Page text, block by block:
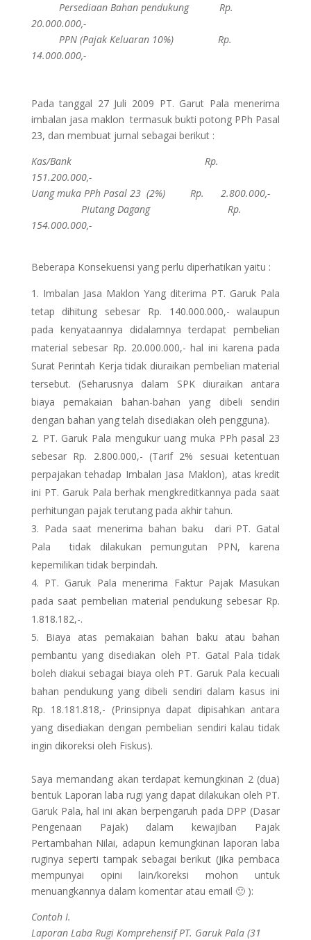
Persediaan Bahan pendukung Rp.
20.000.000,-
PPN (Pajak Keluaran 10%) Rp.
14.000.000,-
Pada tanggal 27 Juli 2009 PT. Garut Pala menerima
imbalan jasa maklon termasuk bukti potong PPh Pasal
23, dan membuat jurnal sebagai berikut :
Kas/Bank Rp.
151.200.000,-
Uang muka PPh Pasal 23 (2%) Rp. 2.800.000,-
Piutang Dagang Rp.
154.000.000,-
Beberapa Konsekuensi yang perlu diperhatikan yaitu :
Imbalan Jasa Maklon Yang diterima PT. Garuk Pala
tetap dihitung sebesar Rp. 140.000.000,- walaupun
pada kenyataannya didalamnya terdapat pembelian
material sebesar Rp. 20.000.000,- hal ini karena pada
Surat Perintah Kerja tidak diuraikan pembelian material
tersebut. (Seharusnya dalam SPK diuraikan antara
biaya pemakaian bahan-bahan yang dibeli sendiri
dengan bahan yang telah disediakan oleh pengguna).
PT. Garuk Pala mengukur uang muka PPh pasal 23
sebesar Rp. 2.800.000,- (Tarif 2% sesuai ketentuan
perpajakan tehadap Imbalan Jasa Maklon), atas kredit
ini PT. Garuk Pala berhak mengkreditkannya pada saat
perhitungan pajak terutang pada akhir tahun.
Pada saat menerima bahan baku dari PT. Gatal
Pala tidak dilakukan pemungutan PPN, karena
kepemilikan tidak berpindah.
PT. Garuk Pala menerima Faktur Pajak Masukan
pada saat pembelian material pendukung sebesar Rp.
1.818.182,-.
Biaya atas pemakaian bahan baku atau bahan
pembantu yang disediakan oleh PT. Gatal Pala tidak
boleh diakui sebagai biaya oleh PT. Garuk Pala kecuali
bahan pendukung yang dibeli sendiri dalam kasus ini
Rp. 18.181.818,- (Prinsipnya dapat dipisahkan antara
yang disediakan dengan pembelian sendiri kalau tidak
ingin dikoreksi oleh Fiskus).
Saya memandang akan terdapat kemungkinan 2 (dua)
bentuk Laporan laba rugi yang dapat dilakukan oleh PT.
Garuk Pala, hal ini akan berpengaruh pada DPP (Dasar
Pengenaan Pajak) dalam kewajiban Pajak
Pertambahan Nilai, adapun kemungkinan laporan laba
ruginya seperti tampak sebagai berikut (Jika pembaca
mempunyai opini lain/koreksi mohon untuk
menuangkannya dalam komentar atau email 🙂 ):
Contoh I.
Laporan Laba Rugi Komprehensif PT. Garuk Pala (31